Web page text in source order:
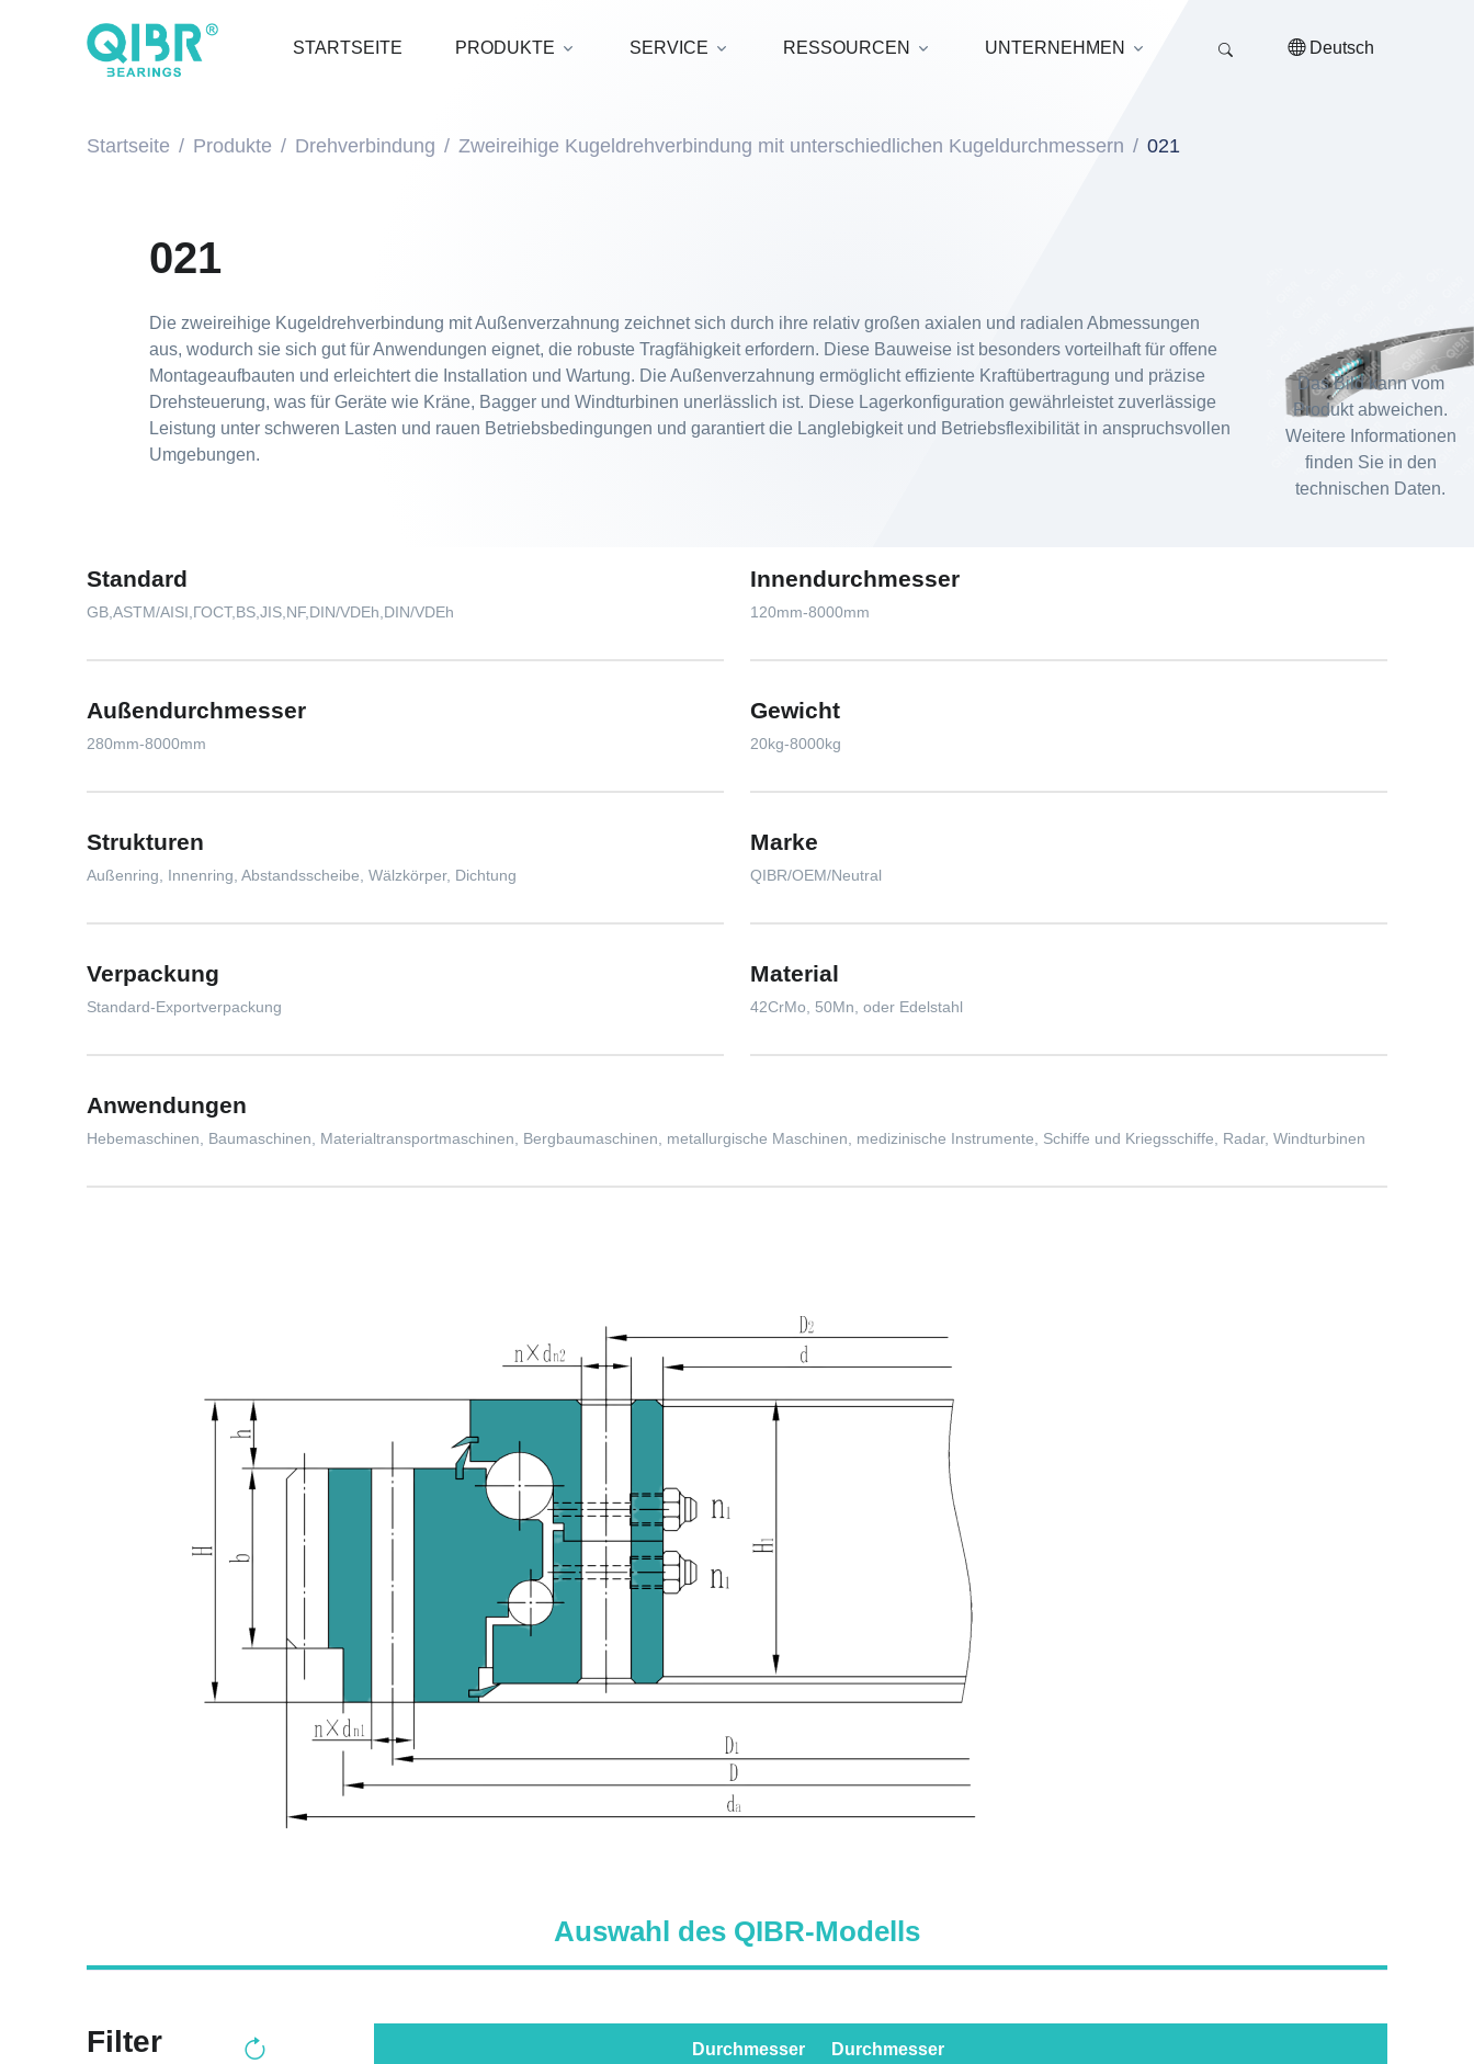
STARTSEITE PRODUKTE SERVICE RESSOURCEN UNTERNEHMEN Deutsch
Startseite Produkte Drehverbindung Zweireihige Kugeldrehverbindung mit unterschiedlichen Kugeldurchmessern 021
Das Bild kann vom
Produkt abweichen.
Weitere Informationen
finden Sie in den
technischen Daten.
021
Die zweireihige Kugeldrehverbindung mit Außenverzahnung zeichnet sich durch ihre relativ großen axialen und radialen Abmessungen
aus, wodurch sie sich gut für Anwendungen eignet, die robuste Tragfähigkeit erfordern. Diese Bauweise ist besonders vorteilhaft für offene
Montageaufbauten und erleichtert die Installation und Wartung. Die Außenverzahnung ermöglicht effiziente Kraftübertragung und präzise
Drehsteuerung, was für Geräte wie Kräne, Bagger und Windturbinen unerlässlich ist. Diese Lagerkonfiguration gewährleistet zuverlässige
Leistung unter schweren Lasten und rauen Betriebsbedingungen und garantiert die Langlebigkeit und Betriebsflexibilität in anspruchsvollen
Umgebungen.
Standard
GB,ASTM/AISI,ГОСТ,BS,JIS,NF,DIN/VDEh,DIN/VDEh
Innendurchmesser
120mm-8000mm
Außendurchmesser
280mm-8000mm
Gewicht
20kg-8000kg
Strukturen
Außenring, Innenring, Abstandsscheibe, Wälzkörper, Dichtung
Marke
QIBR/OEM/Neutral
Verpackung
Standard-Exportverpackung
Material
42CrMo, 50Mn, oder Edelstahl
Anwendungen
Hebemaschinen, Baumaschinen, Materialtransportmaschinen, Bergbaumaschinen, metallurgische Maschinen, medizinische Instrumente, Schiffe und Kriegsschiffe, Radar, Windturbinen
Auswahl des QIBR-Modells
Filter
Durchmesser
Durchmesser